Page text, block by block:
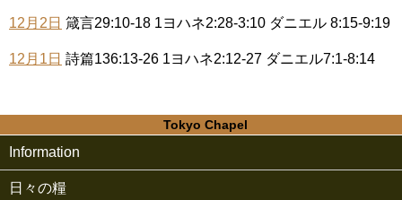
12月2日 箴言29:10-18 1ヨハネ2:28-3:10 ダニエル 8:15-9:19
12月1日 詩篇136:13-26 1ヨハネ2:12-27 ダニエル7:1-8:14
Tokyo Chapel
Information
日々の糧